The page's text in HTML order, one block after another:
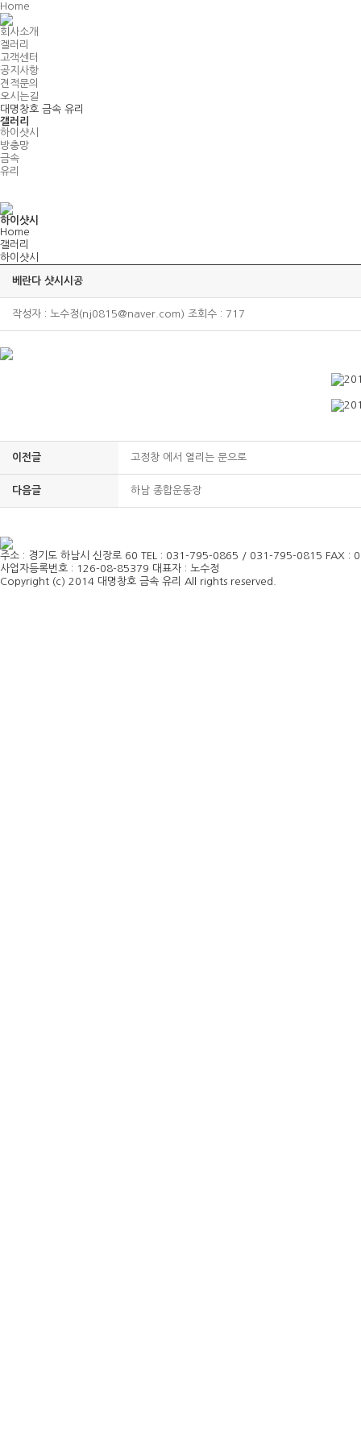
Home
회사소개
겔러리
고객센터
공지사항
견적문의
오시는길
대명창호 금속 유리
갤러리
하이샷시
방충망
금속
유리
하이샷시
Home
갤러리
하이샷시
베란다 샷시시공
작성자 : 노수정(nj0815@naver.com) 조회수 : 717
이전글 고정창 에서 열리는 문으로
다음글 하남 종합운동장
주소 : 경기도 하남시 신장로 60 TEL : 031-795-0865 / 031-795-0815 FAX :
사업자등록번호 : 126-08-85379 대표자 : 노수정
Copyright (c) 2014 대명창호 금속 유리 All rights reserved.